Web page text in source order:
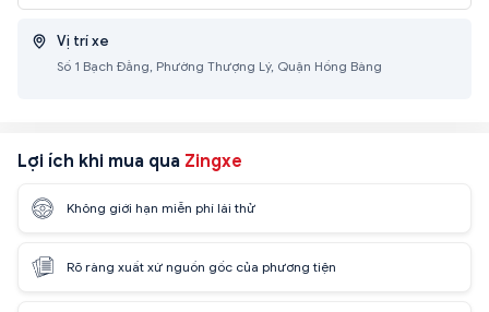
Vị trí xe
Số 1 Bạch Đằng, Phường Thượng Lý, Quận Hồng Bàng
Lợi ích khi mua qua Zingxe
Không giới hạn miễn phí lái thử
Rõ ràng xuất xứ nguồn gốc của phương tiện